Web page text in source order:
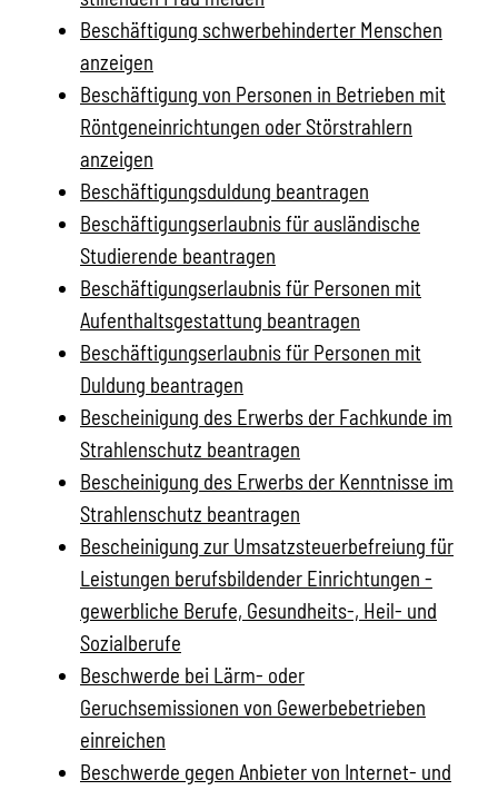
Beschäftigung schwerbehinderter Menschen
anzeigen
Beschäftigung von Personen in Betrieben mit
Röntgeneinrichtungen oder Störstrahlern
anzeigen
Beschäftigungsduldung beantragen
Beschäftigungserlaubnis für ausländische
Studierende beantragen
Beschäftigungserlaubnis für Personen mit
Aufenthaltsgestattung beantragen
Beschäftigungserlaubnis für Personen mit
Duldung beantragen
Bescheinigung des Erwerbs der Fachkunde im
Strahlenschutz beantragen
Bescheinigung des Erwerbs der Kenntnisse im
Strahlenschutz beantragen
Bescheinigung zur Umsatzsteuerbefreiung für
Leistungen berufsbildender Einrichtungen -
gewerbliche Berufe, Gesundheits-, Heil- und
Sozialberufe
Beschwerde bei Lärm- oder
Geruchsemissionen von Gewerbebetrieben
einreichen
Beschwerde gegen Anbieter von Internet- und